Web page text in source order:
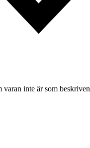
varan inte är som beskriven